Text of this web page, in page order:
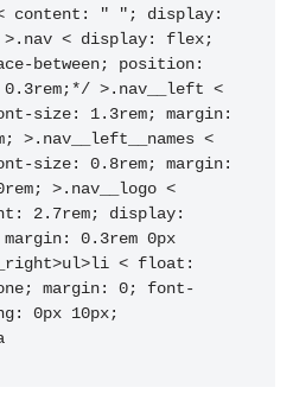
content: " "; display:
< display: flex;
between; position:
>.nav__left <
size: 1.3rem; margin:
>.nav__left__names <
size: 0.8rem; margin:
>.nav__logo <
2.7rem; display:
0.3rem 0px
< float:
margin: 0; font-
0px 10px;